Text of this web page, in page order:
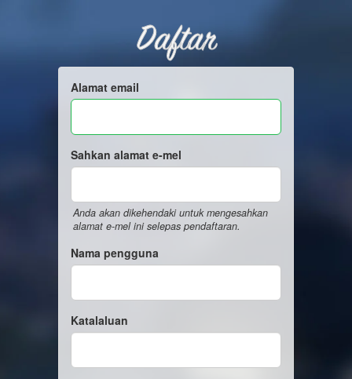
Daftar
Alamat email
Sahkan alamat e-mel
Anda akan dikehendaki untuk mengesahkan
alamat e-mel ini selepas pendaftaran.
Nama pengguna
Katalaluan